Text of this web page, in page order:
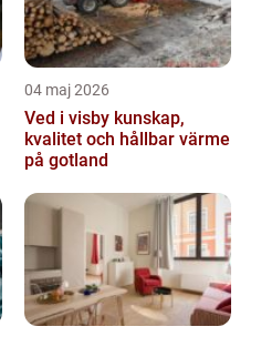
04 maj 2026
Ved i visby kunskap,
kvalitet och hållbar värme
på gotland